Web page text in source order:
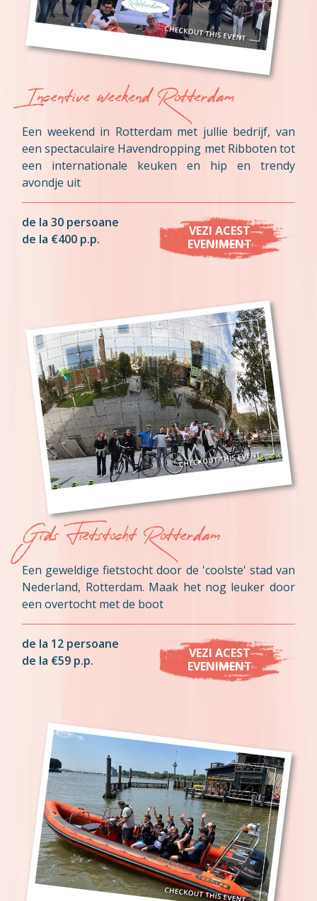
Incentive weekend Rotterdam
Een weekend in Rotterdam met jullie bedrijf, van
een spectaculaire Havendropping met Ribboten tot
een internationale keuken en hip en trendy
avondje uit
de la 30 persoane
de la €400 p.p.
VEZI ACEST
EVENIMENT
Gids Fietstocht Rotterdam
Een geweldige fietstocht door de 'coolste' stad van
Nederland, Rotterdam. Maak het nog leuker door
een overtocht met de boot
de la 12 persoane
de la €59 p.p.
VEZI ACEST
EVENIMENT